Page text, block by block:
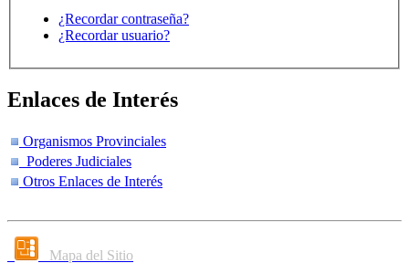
¿Recordar contraseña?
¿Recordar usuario?
Enlaces de Interés
Organismos Provinciales
Poderes Judiciales
Otros Enlaces de Interés
Mapa del Sitio